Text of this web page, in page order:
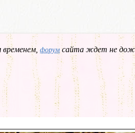
форум сайта ждет не